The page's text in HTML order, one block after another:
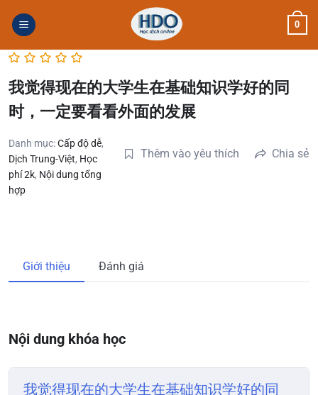
0
我觉得现在的大学生在基础知识学好的同
时，一定要看看外面的发展
Danh mục:Cấp độ dễ,
Dịch Trung-Việt, Học
phí 2k, Nội dung tổng
hợp
Thêm vào yêu thích Chia sẻ
Giới thiệu Đánh giá
Nội dung khóa học
我觉得现在的大学生在基础知识学好的同